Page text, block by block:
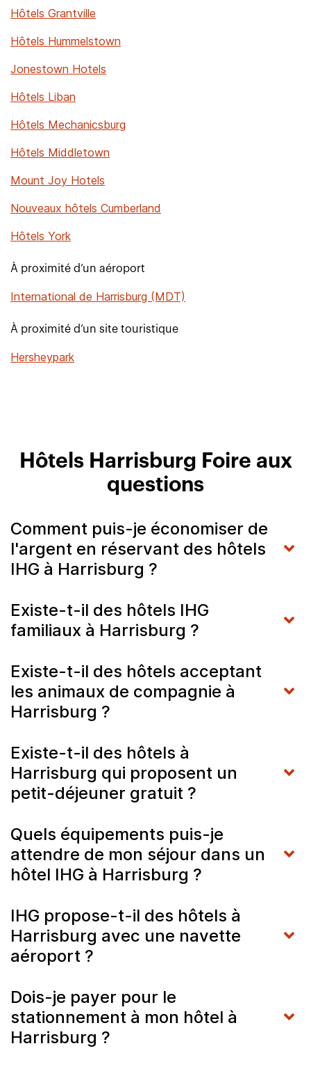
Hôtels Grantville
Hôtels Hummelstown
Jonestown Hotels
Hôtels Liban
Hôtels Mechanicsburg
Hôtels Middletown
Mount Joy Hotels
Nouveaux hôtels Cumberland
Hôtels York
À proximité d’un aéroport
International de Harrisburg (MDT)
À proximité d’un site touristique
Hersheypark
Hôtels Harrisburg Foire aux
questions
Comment puis-je économiser de
l'argent en réservant des hôtels
IHG à Harrisburg ?
Existe-t-il des hôtels IHG
familiaux à Harrisburg ?
Existe-t-il des hôtels acceptant
les animaux de compagnie à
Harrisburg ?
Existe-t-il des hôtels à
Harrisburg qui proposent un
petit-déjeuner gratuit ?
Quels équipements puis-je
attendre de mon séjour dans un
hôtel IHG à Harrisburg ?
IHG propose-t-il des hôtels à
Harrisburg avec une navette
aéroport ?
Dois-je payer pour le
stationnement à mon hôtel à
Harrisburg ?